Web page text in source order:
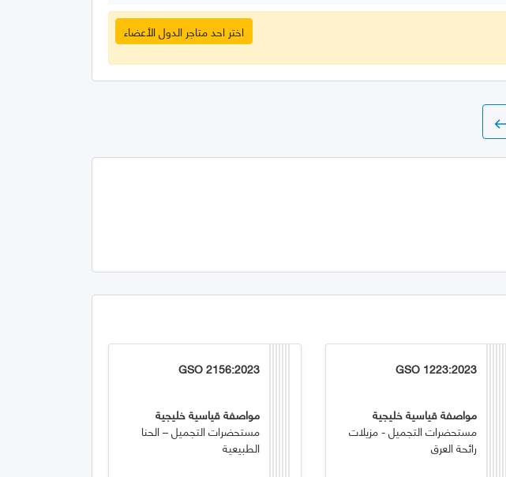
اختر احد متاجر الدول الأعضاء
GSO 1223:2023
مواصفة قياسية خليجية
مستحضرات التجميل - مزيلات
رائحة العرق
GSO 2156:2023
مواصفة قياسية خليجية
مستحضرات التجميل – الحنا
الطبيعية